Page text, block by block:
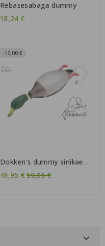
Rebasesabaga dummy
18,24 €
-10,00 €
Dokken's dummy sinikael-
part / Mallard
49,95 € Tavahind
59,95 €
